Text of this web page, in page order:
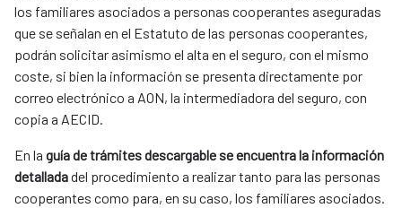
los familiares asociados a personas cooperantes aseguradas
que se señalan en el Estatuto de las personas cooperantes,
podrán solicitar asimismo el alta en el seguro, con el mismo
coste, si bien la información se presenta directamente por
correo electrónico a AON, la intermediadora del seguro, con
copia a AECID.
En la guía de trámites descargable se encuentra la información
detalladadel procedimiento a realizar tanto para las personas
cooperantes como para, en su caso, los familiares asociados.